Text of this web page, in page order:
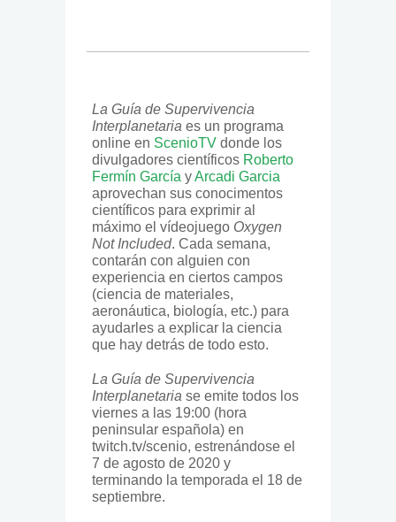
La Guía de Supervivencia
Interplanetaria es un programa
online en ScenioTV donde los
divulgadores científicos Roberto
Fermín García yArcadi Garcia
aprovechan sus conocimentos
científicos para exprimir al
máximo el vídeojuego Oxygen
Not Included. Cada semana,
contarán con alguien con
experiencia en ciertos campos
(ciencia de materiales,
aeronáutica, biología, etc.) para
ayudarles a explicar la ciencia
que hay detrás de todo esto.
La Guía de Supervivencia
Interplanetaria se emite todos los
viernes a las 19:00 (hora
peninsular española) en
twitch.tv/scenio, estrenándose el
7 de agosto de 2020 y
terminando la temporada el 18 de
septiembre.